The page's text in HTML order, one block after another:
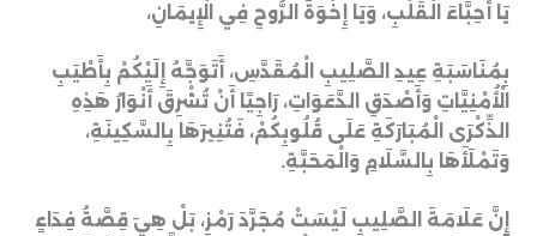
يَا أَحِبَّاءَ الْقَلْبِ، وَيَا إِخْوَةَ الرُّوحِ فِي الْإِيمَانِ،
بِمُنَاسَبَةِ عِيدِ الصَّلِيبِ الْمُقَدَّسِ، أَتَوَجَّهُ إِلَيْكُمْ بِأَطْيَبِ
الْأُمْنِيَّاتِ وَأَصْدَقِ الدَّعَوَاتِ، رَاجِيًا أَنْ تُشْرِقَ أَنْوَارُ هَذِهِ
الذِّكْرَى الْمُبَارَكَةِ عَلَى قُلُوبِكُمْ، فَتُنِيرَهَا بِالسَّكِينَةِ،
وَتَمْلَأَهَا بِالسَّلَامِ وَالْمَحَبَّةِ.
إِنَّ عَلَامَةَ الصَّلِيبِ لَيْسَتْ مُجَرَّدَ رَمْزٍ، بَلْ هِيَ قِصَّةُ فِدَاءٍ